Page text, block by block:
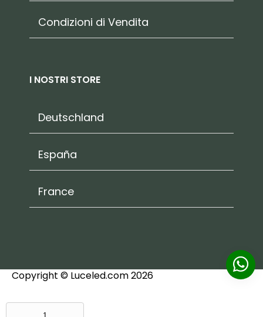
Condizioni di Vendita
I NOSTRI STORE
Deutschland
España
France
Copyright © Luceled.com 2026